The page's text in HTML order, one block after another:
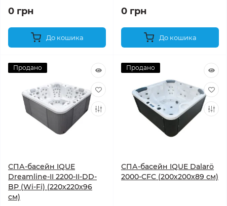
0 грн
До кошика
0 грн
До кошика
Продано
СПА-басейн IQUE
Dreamline-II 2200-II-DD-
BP (Wi-Fi) (220х220х96
см)
Продано
СПА-басейн IQUE Dalarö
2000-CFC (200х200x89 см)